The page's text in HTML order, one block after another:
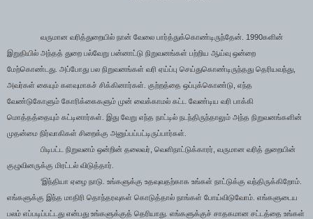
வருமான வரித்துறையில் நான் வேலை பார்த்துக்கொண்டிருந்தேன். 1990களின்
இறுதியில் அந்தத் துறை பல்வேறு பன்னாட்டு நிறுவனங்கள் பற்றிய ஆய்வு ஒன்றை
மேற்கொண்டது. அப்போது பல நிறுவனங்கள் வரி ஏய்ப்பு செய்துகொண்டிருந்தது தெரியவந்து
அவர்கள் கையும் களவுமாகச் சிக்கினார்கள். குற்றத்தை ஒப்புக்கொண்டு எந்த
வேண்டுகோளும் கோரிக்கைகளும் முன் வைக்காமல் கட்ட வேண்டிய வரி பாக்கி
மொத்தத்தையும் கட்டினார்கள். இது வேறு எந்த நாட்டில் நடந்திருந்தாலும் அந்த நிறுவனங்களின்
முதன்மை நிர்வாகிகள் சிறைக்கு அனுப்பப்பட்டிருப்பார்கள்.
பிடிபட்ட நிறுவனம் ஒன்றின் தலைவர் வெளிநாட்டுக்காரர் வருமான வரித் துறையின்
குழுவினருக்கு மிரட்டல் விடுத்தார்.
‘இந்தியா ஏழை நாடு. உங்களுக்கு உதவுவதற்காக உங்கள் நாட்டுக்கு வந்திருக்கிறோம்.
எங்களுக்கு இந்த மாதிரி தொந்தரவுகள் கொடுத்தால் நாங்கள் போய்விடுவோம். எங்களுடைய
பலம் எப்படிப்பட்டது என்பது உங்களுக்குத் தெரியாது. எங்களுக்குச் சாதகமான சட்டத்தை உங்கள்